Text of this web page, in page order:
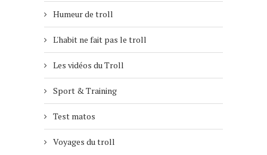
Humeur de troll
L'habit ne fait pas le troll
Les vidéos du Troll
Sport & Training
Test matos
Voyages du troll